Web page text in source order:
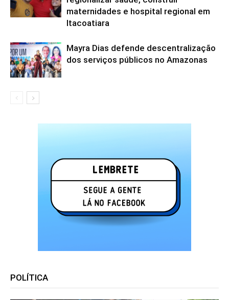
maternidades e hospital regional em
Itacoatiara
Mayra Dias defende descentralização
dos serviços públicos no Amazonas
POLÍTICA